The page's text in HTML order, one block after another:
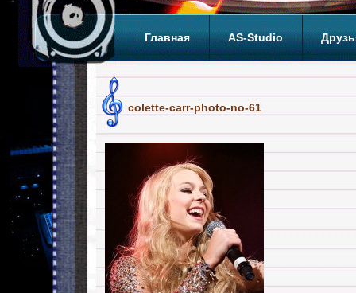
Главная AS-Studio
colette-carr-photo-no-61